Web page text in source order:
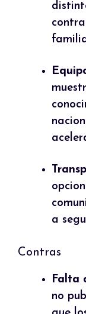
a
Contras
Falta
no